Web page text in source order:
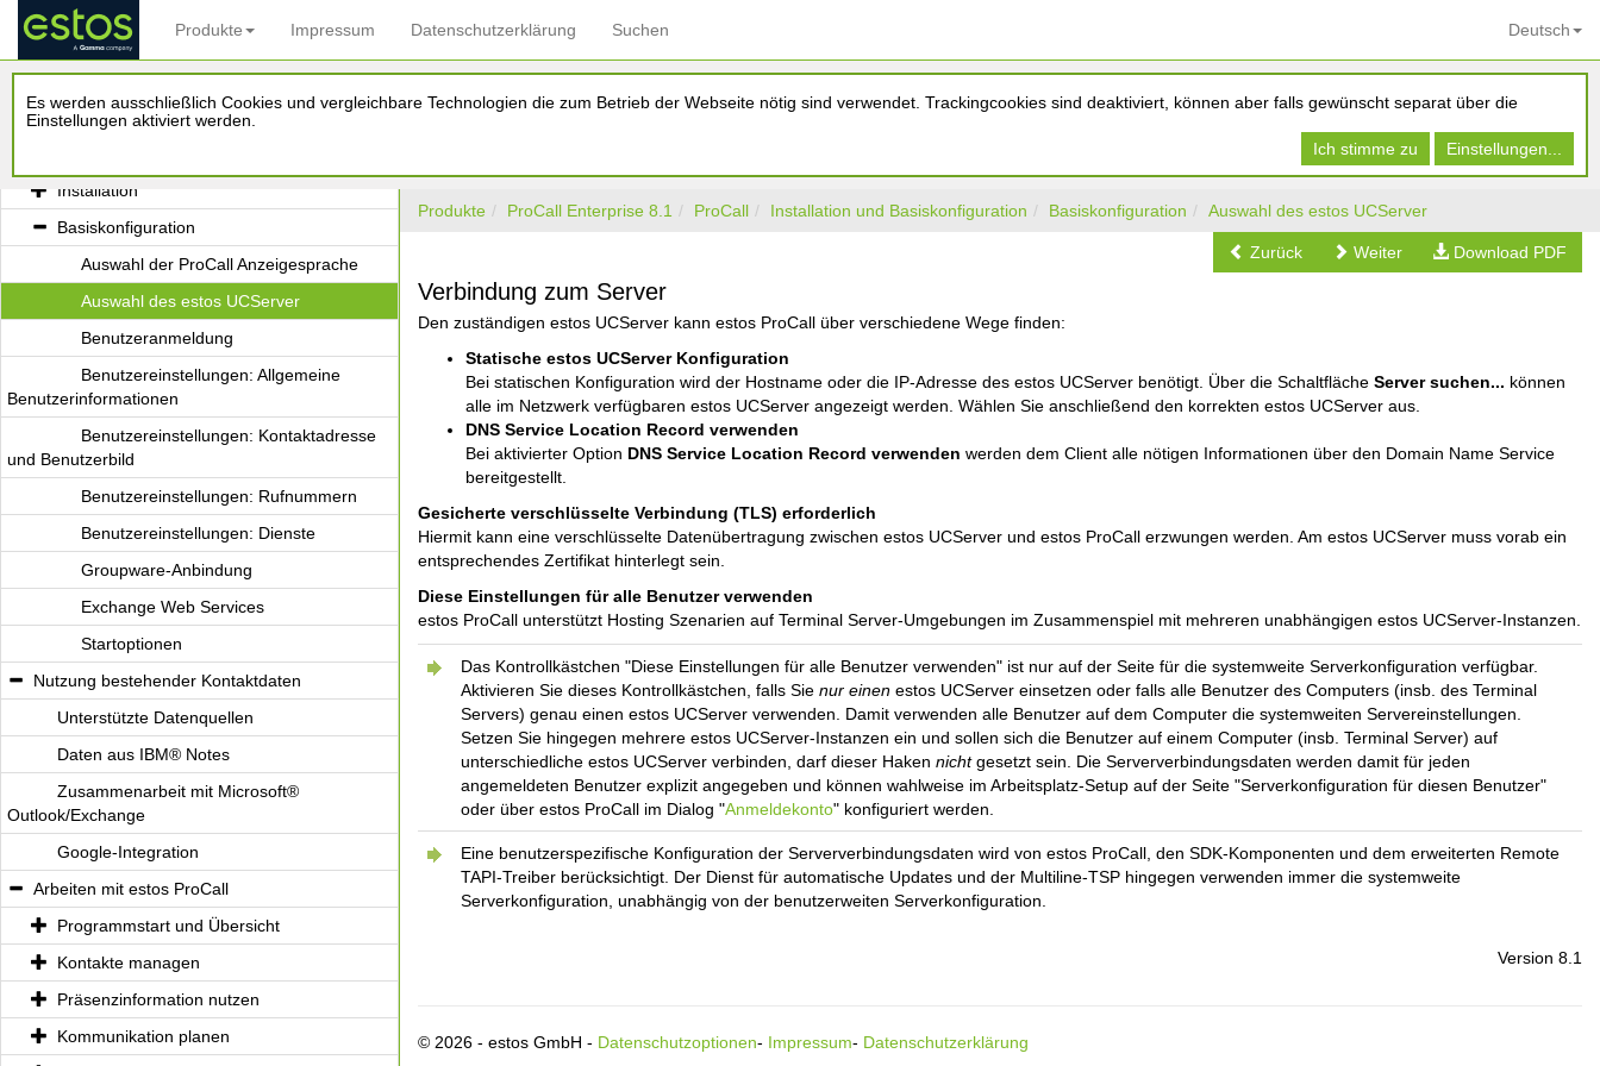
Es werden ausschließlich Cookies und vergleichbare Technologien die zum Betrieb der Webseite nötig sind verwendet. Trackingcookies sind deaktiviert, können aber falls gewünscht separat über die
Einstellungen aktiviert werden.
Ich stimme zu
Einstellungen...
Produkte Impressum Datenschutzerklärung Suchen Deutsch
Willkommen zu estos ProCall
Was Ihnen estos ProCall bietet
Installation
Basiskonfiguration
Auswahl der ProCall Anzeigesprache
Auswahl des estos UCServer
Benutzeranmeldung
Benutzereinstellungen: Allgemeine
Benutzerinformationen
Benutzereinstellungen: Kontaktadresse
und Benutzerbild
Benutzereinstellungen: Rufnummern
Benutzereinstellungen: Dienste
Groupware-Anbindung
Exchange Web Services
Startoptionen
Nutzung bestehender Kontaktdaten
Unterstützte Datenquellen
Daten aus IBM® Notes
Zusammenarbeit mit Microsoft®
Outlook/Exchange
Google-Integration
Arbeiten mit estos ProCall
Programmstart und Übersicht
Kontakte managen
Präsenzinformation nutzen
Kommunikation planen
Produkte ProCall Enterprise 8.1 ProCall Installation und Basiskonfiguration Basiskonfiguration Auswahl des estos UCServer
Zurück Weiter Download PDF
Verbindung zum Server
Den zuständigen estos UCServer kann estos ProCall über verschiedene Wege finden:
Statische estos UCServer Konfiguration
Bei statischen Konfiguration wird der Hostname oder die IP-Adresse des estos UCServer benötigt. Über die Schaltfläche Server suchen... können
alle im Netzwerk verfügbaren estos UCServer angezeigt werden. Wählen Sie anschließend den korrekten estos UCServer aus.
DNS Service Location Record verwenden
Bei aktivierter Option DNS Service Location Record verwenden werden dem Client alle nötigen Informationen über den Domain Name Service
bereitgestellt.
Gesicherte verschlüsselte Verbindung (TLS) erforderlich
Hiermit kann eine verschlüsselte Datenübertragung zwischen estos UCServer und estos ProCall erzwungen werden. Am estos UCServer muss vorab ein
entsprechendes Zertifikat hinterlegt sein.
Diese Einstellungen für alle Benutzer verwenden
estos ProCall unterstützt Hosting Szenarien auf Terminal Server-Umgebungen im Zusammenspiel mit mehreren unabhängigen estos UCServer-Instanzen.
Das Kontrollkästchen "Diese Einstellungen für alle Benutzer verwenden" ist nur auf der Seite für die systemweite Serverkonfiguration verfügbar.
Aktivieren Sie dieses Kontrollkästchen, falls Sie nur einen estos UCServer einsetzen oder falls alle Benutzer des Computers (insb. des Terminal
Servers) genau einen estos UCServer verwenden. Damit verwenden alle Benutzer auf dem Computer die systemweiten Servereinstellungen.
Setzen Sie hingegen mehrere estos UCServer-Instanzen ein und sollen sich die Benutzer auf einem Computer (insb. Terminal Server) auf
unterschiedliche estos UCServer verbinden, darf dieser Haken nichtgesetzt sein. Die Serververbindungsdaten werden damit für jeden
angemeldeten Benutzer explizit angegeben und können wahlweise im Arbeitsplatz-Setup auf der Seite "Serverkonfiguration für diesen Benutzer"
oder über estos ProCall im Dialog "Anmeldekonto" konfiguriert werden.
Eine benutzerspezifische Konfiguration der Serververbindungsdaten wird von estos ProCall, den SDK-Komponenten und dem erweiterten Remote
TAPI-Treiber berücksichtigt. Der Dienst für automatische Updates und der Multiline-TSP hingegen verwenden immer die systemweite
Serverkonfiguration, unabhängig von der benutzerweiten Serverkonfiguration.
Version 8.1
© 2026 - estos GmbH - Datenschutzoptionen- Impressum- Datenschutzerklärung